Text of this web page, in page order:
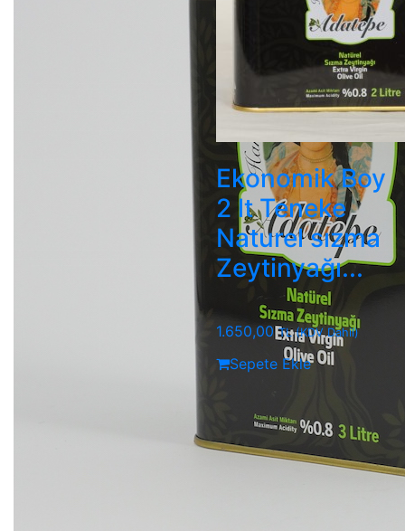
Ekonomik Boy
2 lt Teneke
Naturel sızma
Zeytinyağı...
1.650,00TL(KDV Dahil)
Sepete Ekle